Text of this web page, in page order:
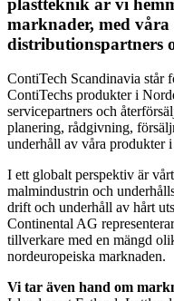
marknader, med
distributionspartners
ContiTech Scandinavia står
ContiTechs produkter i
servicepartners och
planering, rådgivning,
underhåll av våra produkter
I ett globalt perspektiv är
malmindustrin och
drift och underhåll av hårt
Continental AG
tillverkare med en mängd
nordeuropeiska marknaden.
Vi tar även hand om